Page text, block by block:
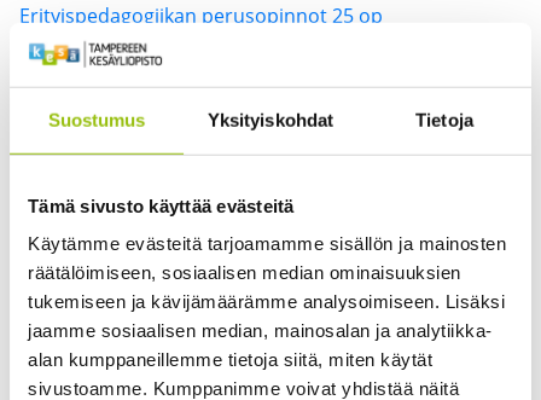
Suostumus Yksityiskohdat Tietoja
Tämä sivusto käyttää evästeitä
Käytämme evästeitä tarjoamamme sisällön ja mainosten
räätälöimiseen, sosiaalisen median ominaisuuksien
tukemiseen ja kävijämäärämme analysoimiseen. Lisäksi
jaamme sosiaalisen median, mainosalan ja analytiikka-
alan kumppaneillemme tietoja siitä, miten käytät
sivustoamme. Kumppanimme voivat yhdistää näitä
Erityispedagogiikan perusopinnot 25 op
Kurssin opetuskieli on suomi, joten kurssin tiedot
löytyvät ainoastaan
suomenkieliseltä sivuiltamme
This course is taught in Finnish, so the information is
available only inFinnish.